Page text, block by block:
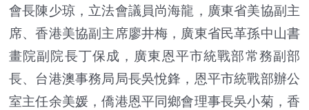
會長陳少琼，立法會議員尚海龍，廣東省美協副主
席、香港美協副主席廖井梅，廣東省民革孫中山書
畫院副院長丁保成，廣東恩平市統戰部常務副部
長、台港澳事務局局長吳悅鋒，恩平市統戰部辦公
室主任余美媛，僑港恩平同鄉會理事長吳小菊，香